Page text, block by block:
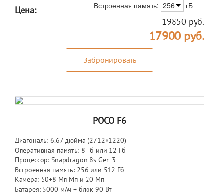
Встроенная память: 256 гБ
Цена:
19850руб.
17900руб.
Забронировать
POCO F6
Диагональ: 6.67 дюйма (2712×1220)
Оперативная память: 8 Гб или 12 Гб
Процессор: Snapdragon 8s Gen 3
Встроенная память: 256 или 512 Гб
Камера: 50+8 Мп Мп и 20 Мп
Батарея: 5000 мАч + блок 90 Вт